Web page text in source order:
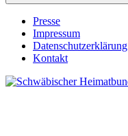
Presse
Impressum
Datenschutzerklärung
Kontakt